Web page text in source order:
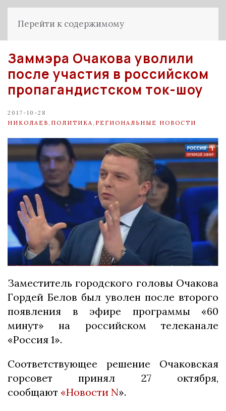
Перейти к содержимому
Заммэра Очакова уволили
после участия в российском
пропагандистском ток-шоу
2017-10-28
НИКОЛАЕВ ПОЛИТИКА РЕГИОНАЛЬНЫЕ НОВОСТИ
Заместитель городского головы Очакова
Гордей Белов был уволен после второго
появления в эфире программы «60
минут» на российском телеканале
«Россия 1».
Соответствующее решение Очаковская
горсовет принял 27 октября,
сообщают «Новости N».